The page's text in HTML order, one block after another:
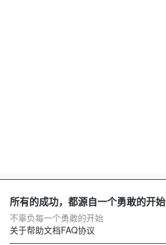
所有的成功，都源自一个勇敢的开始
不辜负每一个勇敢的开始
关于帮助文档FAQ协议